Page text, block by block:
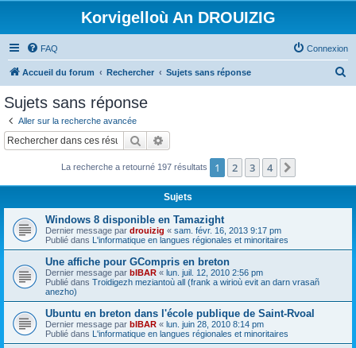
Korvigelloù An DROUIZIG
FAQ Connexion
Accueil du forum Rechercher Sujets sans réponse
c
Sujets sans réponse
Aller sur la recherche avancée
Rechercher
La recherche a retourné 197 résultats 1 2 3 4
Sujets
Windows 8 disponible en Tamazight
Dernier message par drouizig « sam. févr. 16, 2013 9:17 pm
Publié dans L'informatique en langues régionales et minoritaires
Une affiche pour GCompris en breton
Dernier message par bIBAR « lun. juil. 12, 2010 2:56 pm
Publié dans Troidigezh meziantoù all (frank a wirioù evit an darn vrasañ
anezho)
Ubuntu en breton dans l'école publique de Saint-Rvoal
Dernier message par bIBAR « lun. juin 28, 2010 8:14 pm
Publié dans L'informatique en langues régionales et minoritaires